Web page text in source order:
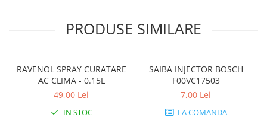
PRODUSE SIMILARE
RAVENOL SPRAY CURATARE
AC CLIMA - 0.15L
49,00 Lei
IN STOC
SAIBA INJECTOR BOSCH
F00VC17503
7,00 Lei
LA COMANDA